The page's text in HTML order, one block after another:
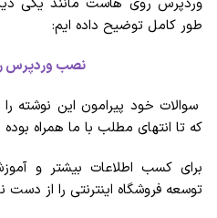
طور کامل توضیح داده ایم:
نصب وردپرس
سوالات خود پیرامون این نوشته
که تا انتهای مطلب با ما همراه بوده
برای کسب اطلاعات بیشتر و
توسعه فروشگاه اینترنتی را از دست